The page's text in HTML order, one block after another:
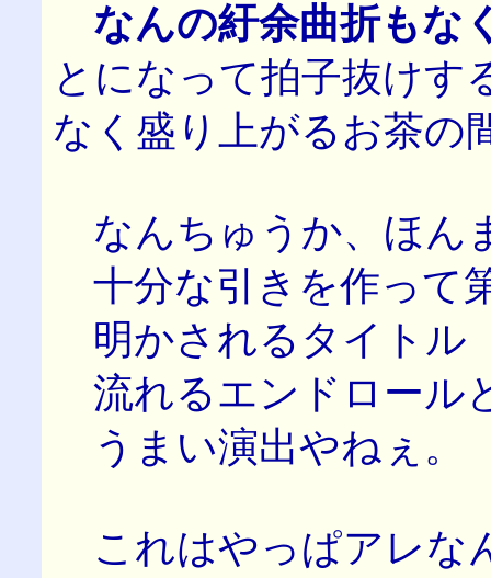
なんの紆余曲折もな
とになって拍子抜けす
なく盛り上がるお茶の
なんちゅうか、ほん
十分な引きを作って
明かされるタイトル
流れるエンドロール
うまい演出やねぇ。
これはやっぱアレな